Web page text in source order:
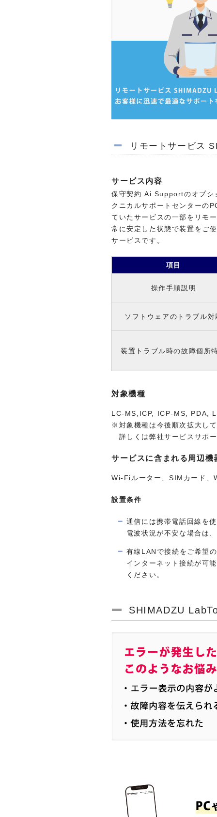
リモートサービス
サービス内容
保守契約 Ai Supportのオプシ
クニカルサポートセンターの
ていたサービスの一部をリモ
常に安定した状態で装置をご
サービスです。
項目
操作手順説明
ソフトウェアのトラブル対
装置トラブル時の故障個所
対象機種
LC-MS,ICP, ICP-MS, PDA,
※対象機種は今後順次拡大し
詳しくは弊社サービスサポ
サービスに含まれる周辺機
Wi-Fiルーター、SIMカード、
設置条件
通信には携帯電話回線を
電波状況が不安な場合は
有線LANで接続をご希望
インターネット接続が可
ください。
SHIMADZU